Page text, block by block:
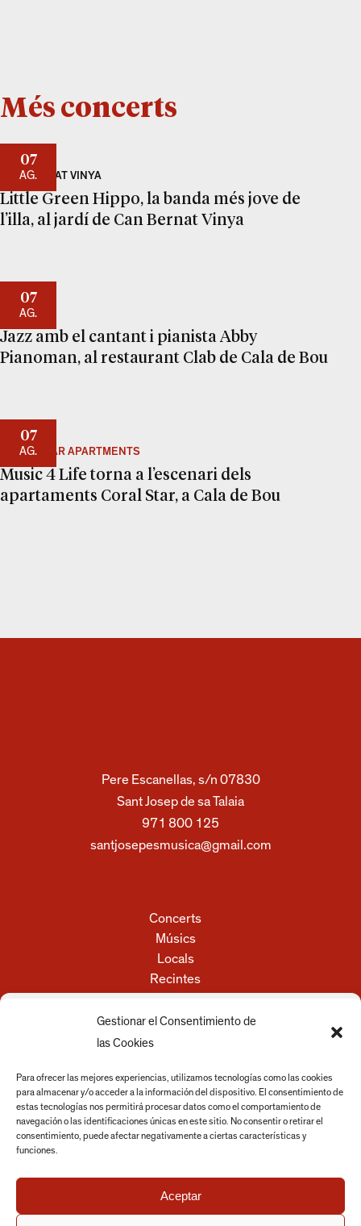
Gestionar el Consentimiento de
las Cookies
Para ofrecer las mejores experiencias, utilizamos tecnologías como las cookies
para almacenar y/o acceder a la información del dispositivo. El consentimiento de
estas tecnologías nos permitirá procesar datos como el comportamiento de
navegación o las identificaciones únicas en este sitio. No consentir o retirar el
consentimiento, puede afectar negativamente a ciertas características y
funciones.
Aceptar
Més concerts
07
AG.
CAN BERNAT VINYA
Little Green Hippo, la banda més jove de
l’illa, al jardí de Can Bernat Vinya
07
AG.
CLAB
Jazz amb el cantant i pianista Abby
Pianoman, al restaurant Clab de Cala de Bou
07
AG.
CORAL STAR APARTMENTS
Music 4 Life torna a l’escenari dels
apartaments Coral Star, a Cala de Bou
Pere Escanellas, s/n 07830
Sant Josep de sa Talaia
971 800 125
santjosepesmusica@gmail.com
Concerts
Músics
Locals
Recintes
Empreses i serveis
Ajuntament
Avís legal
Política de privacitat